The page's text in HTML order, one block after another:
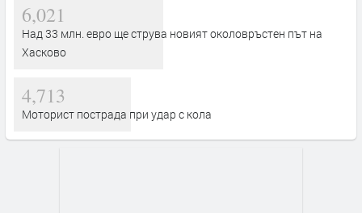
6,021
Над 33 млн. евро ще струва новият околовръстен път на
Хасково
4,713
Моторист пострада при удар с кола